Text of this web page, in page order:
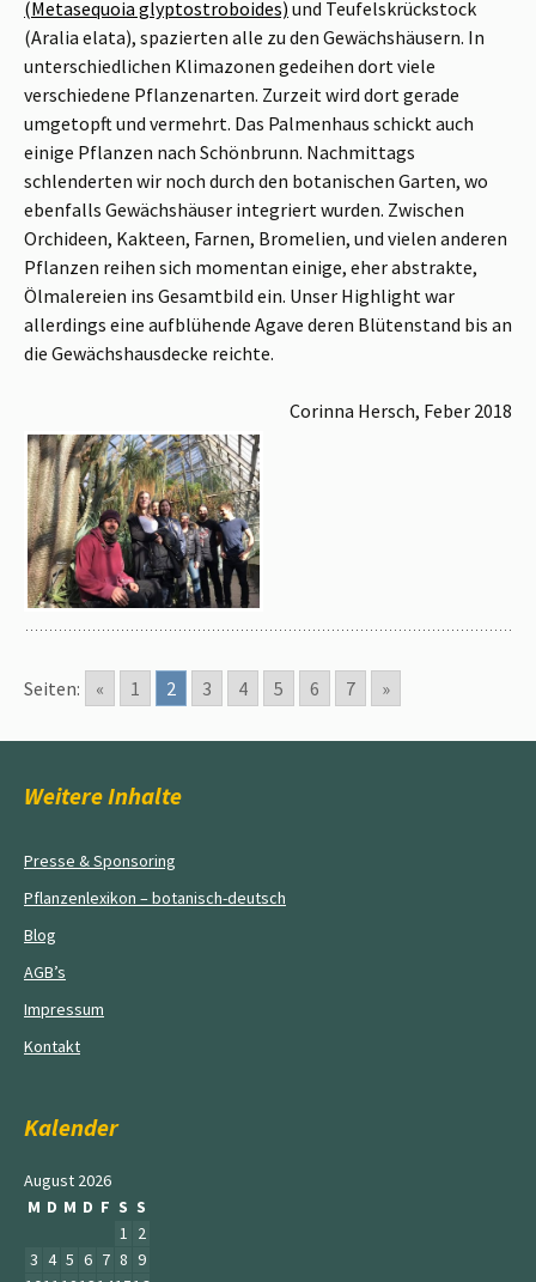
(Metasequoia glyptostroboides) und Teufelskrückstock
(Aralia elata), spazierten alle zu den Gewächshäusern. In
unterschiedlichen Klimazonen gedeihen dort viele
verschiedene Pflanzenarten. Zurzeit wird dort gerade
umgetopft und vermehrt. Das Palmenhaus schickt auch
einige Pflanzen nach Schönbrunn. Nachmittags
schlenderten wir noch durch den botanischen Garten, wo
ebenfalls Gewächshäuser integriert wurden. Zwischen
Orchideen, Kakteen, Farnen, Bromelien, und vielen anderen
Pflanzen reihen sich momentan einige, eher abstrakte,
Ölmalereien ins Gesamtbild ein. Unser Highlight war
allerdings eine aufblühende Agave deren Blütenstand bis an
die Gewächshausdecke reichte.
Corinna Hersch, Feber 2018
Seiten: « 1 2 3 4 5 6 7 »
Weitere Inhalte
Presse & Sponsoring
Pflanzenlexikon – botanisch-deutsch
Blog
AGB’s
Impressum
Kontakt
Kalender
August 2026
M D M D F S S
1 2
3 4 5 6 7 8 9